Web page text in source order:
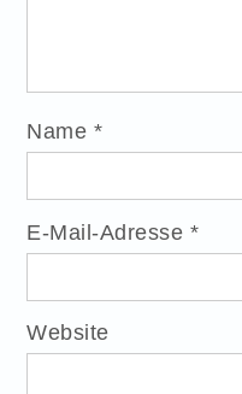
Name *
E-Mail-Adresse *
Website